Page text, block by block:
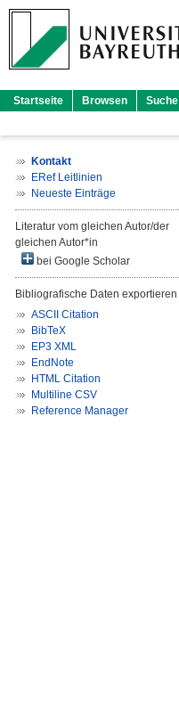
Startseite Browsen Suche
Kontakt
ERef Leitlinien
Neueste Einträge
Literatur vom gleichen Autor/der
gleichen Autor*in
bei Google Scholar
Bibliografische Daten exportieren
ASCII Citation
BibTeX
EP3 XML
EndNote
HTML Citation
Multiline CSV
Reference Manager